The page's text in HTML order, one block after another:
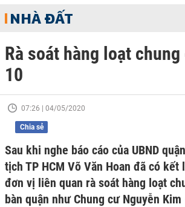
NHÀ ĐẤT
Rà soát hàng loạt
10
07:26 | 04/05/2020
Chia sẻ
Sau khi nghe báo cáo của UBND
tịch TP HCM Võ Văn Hoan đã có kết
đơn vị liên quan rà soát hàng loạt
bàn quận như Chung cư Nguyễn